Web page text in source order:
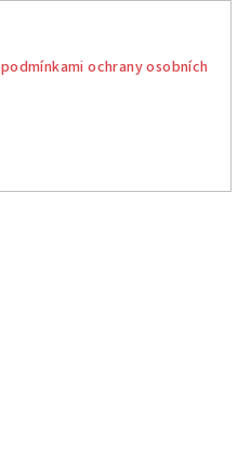
podmínkami ochrany osobních